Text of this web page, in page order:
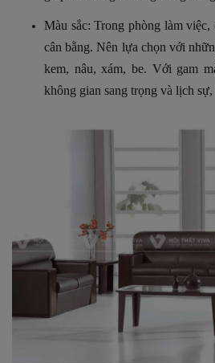
Màu sắc: Trong phòng làm
cân bằng.Nên lựa chọn với
kem, nâu, xám, be. Với gam
không gian sang trọng và lịch sự,